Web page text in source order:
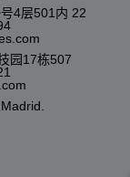
4层501内 22
园17栋507